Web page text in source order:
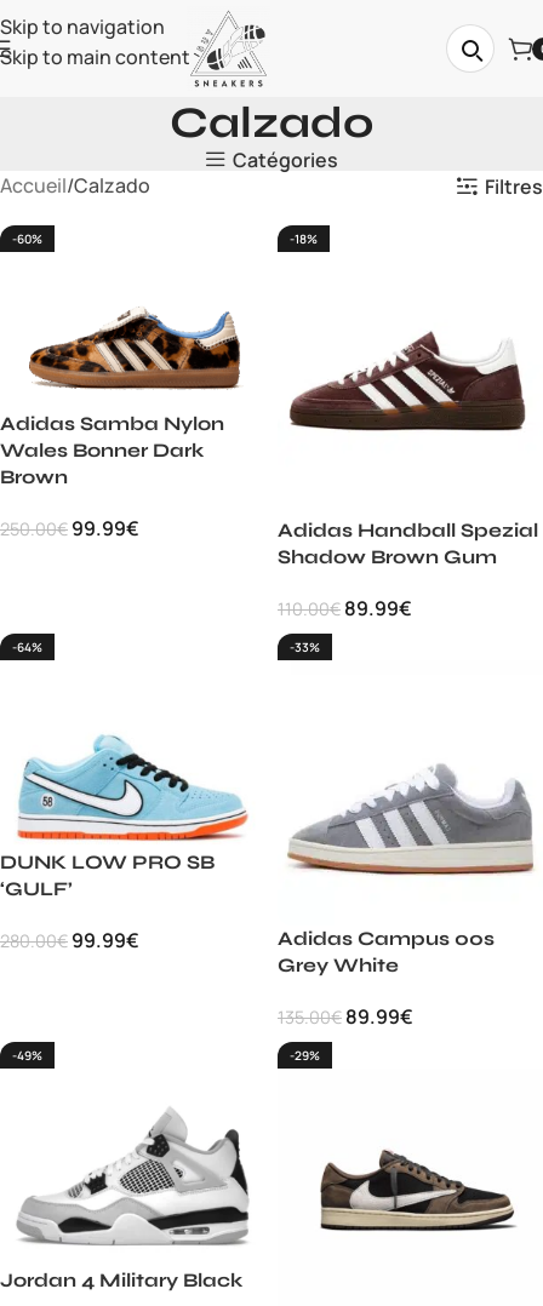
Skip to navigation
Skip to main content
Calzado
Catégories
Accueil Calzado Filtres
-60%
Adidas Samba Nylon
Wales Bonner Dark
Brown
250.00€ 99.99€
-18%
Adidas Handball Spezial
Shadow Brown Gum
110.00€ 89.99€
-64%
DUNK LOW PRO SB
‘GULF’
280.00€ 99.99€
-33%
Adidas Campus 00s
Grey White
135.00€ 89.99€
-49%
Jordan 4 Military Black
-29%